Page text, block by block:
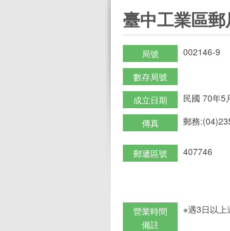
臺中工業區郵
局號 002146-9
數存局號
成立日期 民國 70年5
傳真 郵務
郵遞區號 407746
營業時間
備註
※遇3日以上